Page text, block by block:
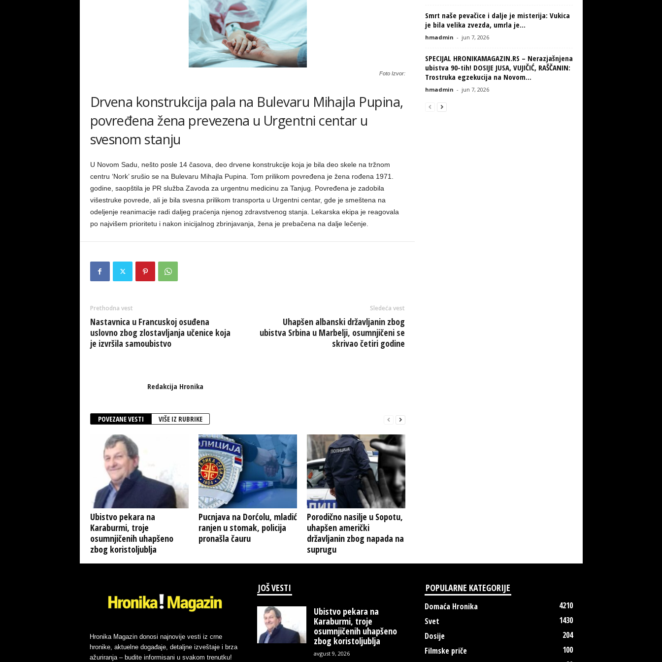
Foto Izvor:
Drvena konstrukcija pala na Bulevaru Mihajla Pupina,
povređena žena prevezena u Urgentni centar u
svesnom stanju
U Novom Sadu, nešto posle 14 časova, deo drvene konstrukcije koja je bila deo skele na tržnom
centru ‘Nork’ srušio se na Bulevaru Mihajla Pupina. Tom prilikom povređena je žena rođena 1971.
godine, saopštila je PR služba Zavoda za urgentnu medicinu za Tanjug. Povređena je zadobila
višestruke povrede, ali je bila svesna prilikom transporta u Urgentni centar, gde je smeštena na
odeljenje reanimacije radi daljeg praćenja njenog zdravstvenog stanja. Lekarska ekipa je reagovala
po najvišem prioritetu i nakon inicijalnog zbrinjavanja, žena je prebačena na dalje lečenje.
Prethodna vest
Nastavnica u Francuskoj osuđena
uslovno zbog zlostavljanja učenice koja
je izvršila samoubistvo
Sledeća vest
Uhapšen albanski državljanin zbog
ubistva Srbina u Marbelji, osumnjičeni se
skrivao četiri godine
Redakcija Hronika
POVEZANE VESTI VIŠE IZ RUBRIKE
Ubistvo pekara na
Karaburmi, troje
osumnjičenih uhapšeno
zbog koristoljublja
Pucnjava na Dorćolu, mladić
ranjen u stomak, policija
pronašla čauru
Porodično nasilje u Sopotu,
uhapšen američki
državljanin zbog napada na
suprugu
Smrt naše pevačice i dalje je misterija: Vukica
je bila velika zvezda, umrla je...
hmadmin - jun 7, 2026
SPECIJAL HRONIKAMAGAZIN.RS – Nerazjašnjena
ubistva 90-tih! DOSIJE JUSA, VUJIČIĆ, RAŠČANIN:
Trostruka egzekucija na Novom...
hmadmin - jun 7, 2026
Hronika Magazin donosi najnovije vesti iz crne
hronike, aktuelne događaje, detaljne izveštaje i brza
ažuriranja – budite informisani u svakom trenutku!
JOŠ VESTI
Ubistvo pekara na
Karaburmi, troje
osumnjičenih uhapšeno
zbog koristoljublja
avgust 9, 2026
POPULARNE KATEGORIJE
Domaća Hronika
4210
Svet
1430
Dosije
204
Filmske priče
100